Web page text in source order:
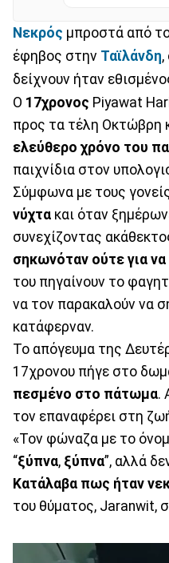
Νεκρός μπροστά από
έφηβος στην Ταϊλάνδη,
δείχνουν ήταν
Ο 17χρονος Piyawat
προς τα τέλη Οκτώβρη
ελεύθερο χρόνο του
παιχνίδια στον
Σύμφωνα με τους
νύχτα και όταν
συνεχίζοντας
σηκωνόταν ούτε για να
του πηγαίνουν το
να τον παρακαλούν να
κατάφερναν.
Το απόγευμα της
17χρονου πήγε στο
πεσμένο στο πάτωμα.
τον επαναφέρει στη
«Τον φώναζα με το
“ξύπνα, ξύπνα”, αλλά
Κατάλαβα πως ήταν
του θύματος, Jaranwit,